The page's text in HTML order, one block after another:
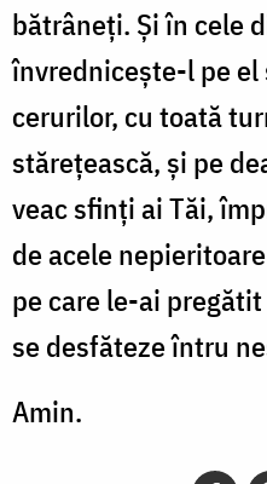
bătrâneţi. Şi în cele
învredniceşte-l pe
cerurilor, cu toată
stăreţească, şi pe
veac sfinţi ai Tăi,
de acele
pe care le-ai
se desfăteze întru
Amin.